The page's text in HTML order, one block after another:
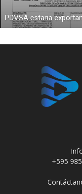
PDVSA estaria
+595